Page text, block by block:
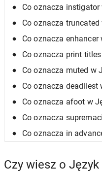
Co oznacza
Co oznacza
Co oznacza
Co oznacza print
Co oznacza muted w
Co oznacza deadliest
Co oznacza afoot w
Co oznacza
Co oznacza in
Czy wiesz o